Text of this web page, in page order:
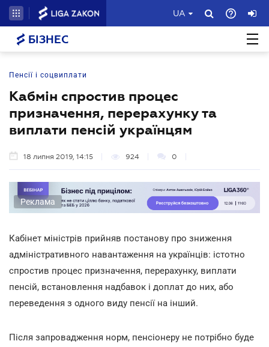
UA
БІЗНЕС
Пенсії і соцвиплати
Кабмін спростив процес
призначення, перерахунку та
виплати пенсій українцям
18 липня 2019, 14:15 924 0
Реклама
Кабінет міністрів прийняв постанову про зниження
адміністративного навантаження на українців: істотно
спростив процес призначення, перерахунку, виплати
пенсій, встановлення надбавок і доплат до них, або
переведення з одного виду пенсії на інший.
Після запровадження норм, пенсіонеру не потрібно буде